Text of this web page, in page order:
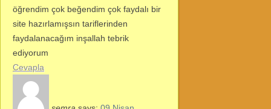
öğrendim çok beğendim çok faydalı bir
site hazırlamışsın tariflerinden
faydalanacağım inşallah tebrik
ediyorum
Cevapla